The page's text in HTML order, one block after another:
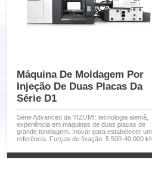
Máquina De Moldagem Por
Injeção De Duas Placas Da
Série D1
Série Advanced da YIZUMI: tecnologia alemã,
experiência em máquinas de duas placas de
grande tonelagem. Inovar para estabelecer
referência. Forças de fixação: 5.500-40.000